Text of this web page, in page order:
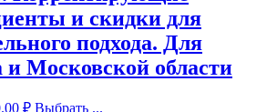
и скидки для
подхода. Для
и Московской области
₽ Выбрать ...